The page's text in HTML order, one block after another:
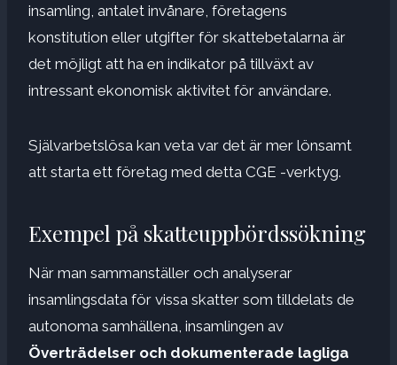
insamling, antalet invånare, företagens
konstitution eller utgifter för skattebetalarna är
det möjligt att ha en indikator på tillväxt av
intressant ekonomisk aktivitet för användare.
Självarbetslösa kan veta var det är mer lönsamt
att starta ett företag med detta CGE -verktyg.
Exempel på skatteuppbördssökning
När man sammanställer och analyserar
insamlingsdata för vissa skatter som tilldelats de
autonoma samhällena, insamlingen av
Överträdelser och dokumenterade lagliga